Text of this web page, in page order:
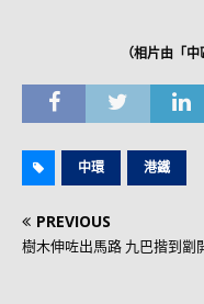
（相片由「
中環 港鐵
PREVIOUS
樹木伸咗出馬路 九巴揩到劏